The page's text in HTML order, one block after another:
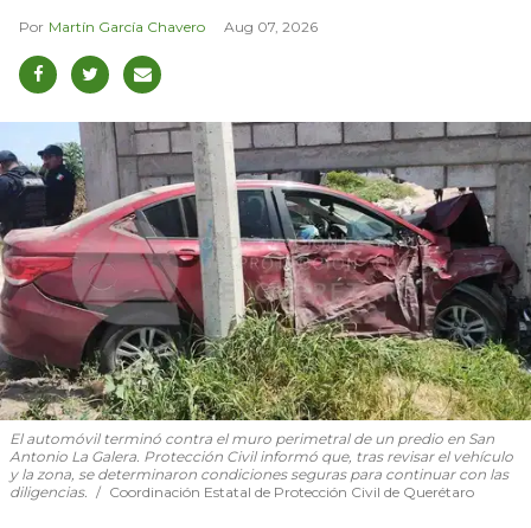
Martín García Chavero Aug 07, 2026
El automóvil terminó contra el muro perimetral de un predio en San
Antonio La Galera. Protección Civil informó que, tras revisar el vehículo
y la zona, se determinaron condiciones seguras para continuar con las
diligencias.
Coordinación Estatal de Protección Civil de Querétaro